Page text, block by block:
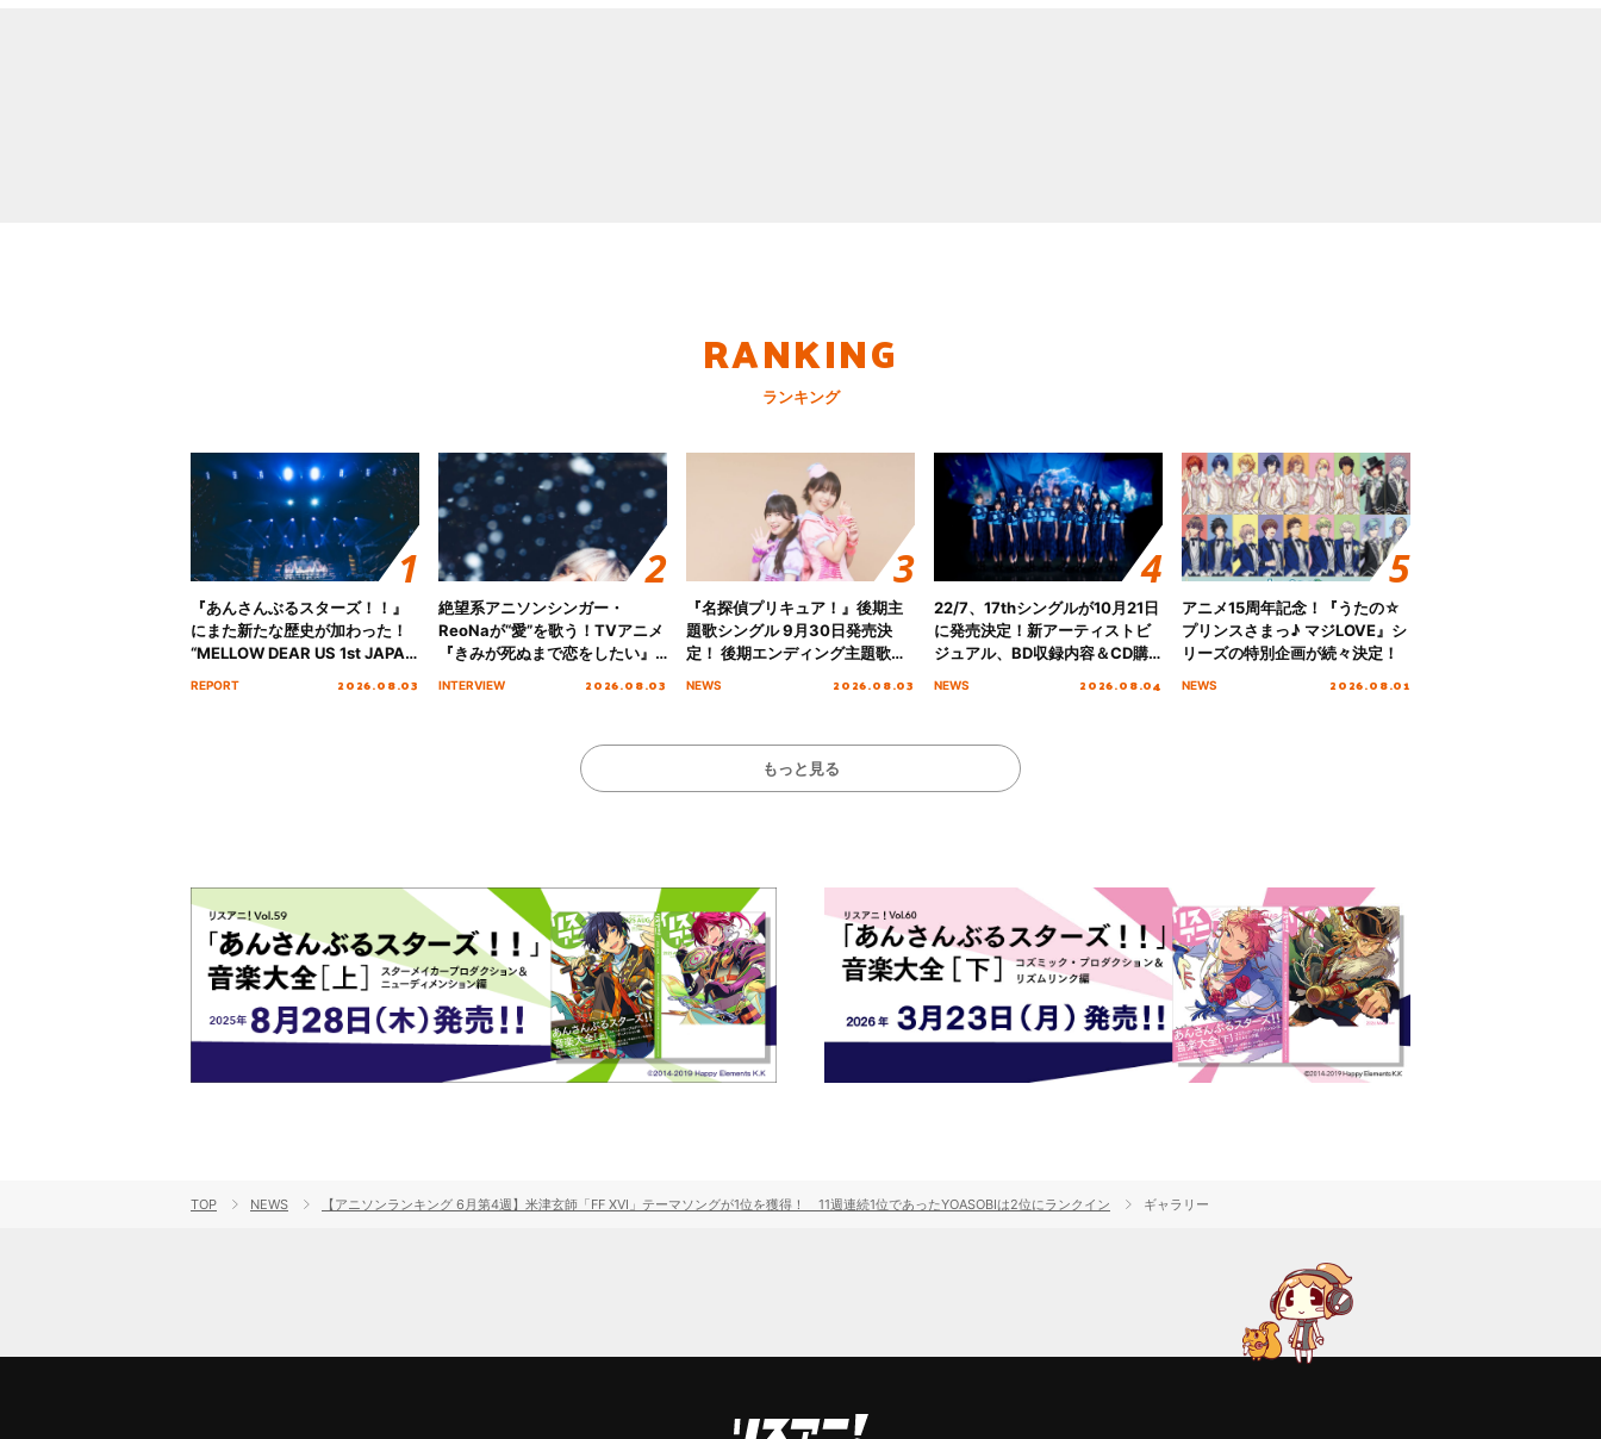
RANKING
ランキング
『あんさんぶるスターズ！！』
にまた新たな歴史が加わった！
“MELLOW DEAR US 1st JAPAN
REPORT 2026.08.03
絶望系アニソンシンガー・
ReoNaが“愛”を歌う！TVアニメ
『きみが死ぬまで恋をしたい』
INTERVIEW 2026.08.03
『名探偵プリキュア！』後期主
題歌シングル 9月30日発売決
定！ 後期エンディング主題歌
NEWS 2026.08.03
22/7、17thシングルが10月21日
に発売決定！新アーティストビ
ジュアル、BD収録内容＆CD購
NEWS 2026.08.04
アニメ15周年記念！『うたの☆
プリンスさまっ♪ マジLOVE』シ
リーズの特別企画が続々決定！
NEWS 2026.08.01
もっと見る
TOP NEWS 【アニソンランキング 6月第4週】米津玄師「FF XVI」テーマソングが1位を獲得！ 11週連続1位であったYOASOBIは2位にランクイン ギャラリー